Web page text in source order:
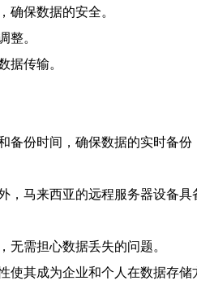
确保数据的安全。
整。
据传输。
份时间，确保数据的实时备份
马来西亚的远程服务器设备
需担心数据丢失的问题。
其成为企业和个人在数据存